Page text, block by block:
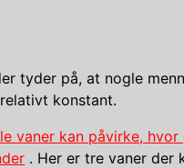
tyder på, at nogle
konstant.
vaner kan påvirke, hvor
. Her er tre vaner